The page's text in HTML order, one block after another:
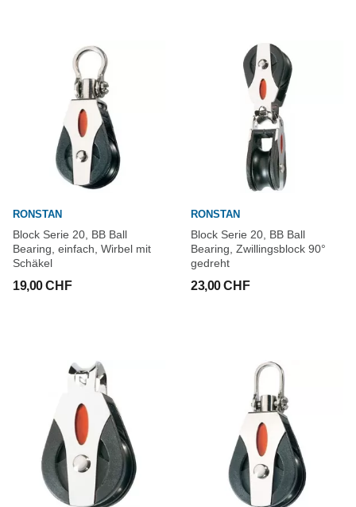
RONSTAN
Block Serie 20, BB Ball
Bearing, einfach, Wirbel mit
Schäkel
19,00 CHF
RONSTAN
Block Serie 20, BB Ball
Bearing, Zwillingsblock 90°
gedreht
23,00 CHF